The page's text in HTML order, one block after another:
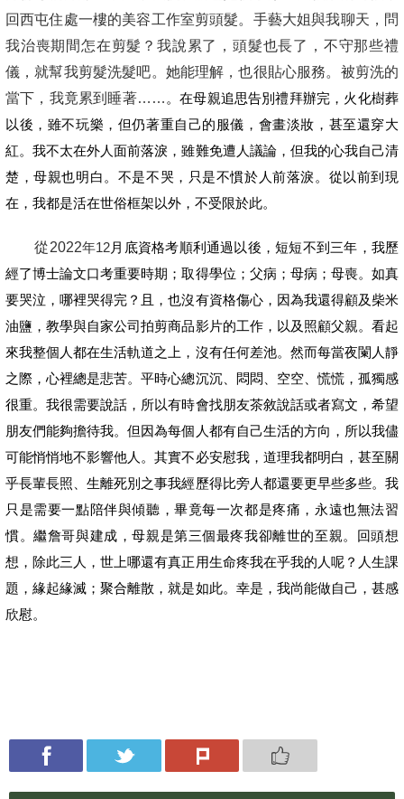
回西屯住處一樓的美容工作室剪頭髮。手藝大姐與我聊天，問
我治喪期間怎在剪髮？我說累了，頭髮也長了，不守那些禮
儀，就幫我剪髮洗髮吧。她能理解，也很貼心服務。被剪洗的
當下，我竟累到睡著…… 。在母親追思告別禮拜辦完，火化樹葬
以後，雖不玩樂，但仍著重自己的服儀，會畫淡妝，甚至還穿大
紅。我不太在外人面前落淚，雖難免遭人議論，但我的心我自己清
楚，母親也明白。不是不哭，只是不慣於人前落淚。從以前到現
在，我都是活在世俗框架以外，不受限於此。
從2022年12月底資格考順利通過以後，短短不到三年，我歷
經了博士論文口考重要時期；取得學位；父病；母病；母喪。如真
要哭泣，哪裡哭得完？且，也沒有資格傷心，因為我還得顧及柴米
油鹽，教學與自家公司拍剪商品影片的工作，以及照顧父親。看起
來我整個人都在生活軌道之上，沒有任何差池。然而每當夜闌人靜
之際，心裡總是悲苦。平時心總沉沉、悶悶、空空、慌慌，孤獨感
很重。我很需要說話，所以有時會找朋友茶敘說話或者寫文，希望
朋友們能夠擔待我。但因為每個人都有自己生活的方向，所以我儘
可能悄悄地不影響他人。其實不必安慰我，道理我都明白，甚至關
乎長輩長照、生離死別之事我經歷得比旁人都還要更早些多些。我
只是需要一點陪伴與傾聽，畢竟每一次都是疼痛，永遠也無法習
慣。繼詹哥與建成，母親是第三個最疼我卻離世的至親。回頭想
想，除此三人，世上哪還有真正用生命疼我在乎我的人呢？人生課
題，緣起緣滅；聚合離散，就是如此。幸是，我尚能做自己，甚感
欣慰。